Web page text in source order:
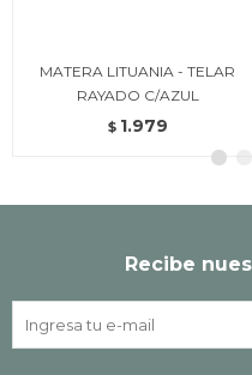
MATERA LITUANIA - TELAR
RAYADO C/AZUL
$ 1.979
Recibe